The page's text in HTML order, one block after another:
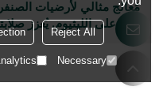
مُعالج مثالي لأرضيات
قائم على الليثيوم. يُعزز صلابته بنسبة ٣٠٠٪،
Reject All
Necessary